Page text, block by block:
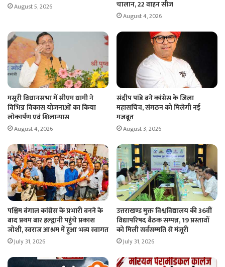
August 5, 2026
चालान, 22 वाहन सीज
August 4, 2026
मसूरी विधानसभा में सीएम धामी ने
विभिन्न विकास योजनाओं का किया
लोकार्पण एवं शिलान्यास
August 4, 2026
संदीप पांडे बने कांग्रेस के जिला
महासचिव, संगठन को मिलेगी नई
मजबूत
August 3, 2026
पश्चिम बंगाल कांग्रेस के प्रभारी बनने के
बाद प्रथम बार हल्द्वानी पहुंचे प्रकाश
जोशी, स्वराज आश्रम में हुआ भव्य स्वागत
July 31, 2026
उत्तराखण्ड मुक्त विश्वविद्यालय की 36वीं
विद्यापरिषद बैठक सम्पन्न, 19 प्रस्तावों
को मिली सर्वसम्मति से मंजूरी
July 31, 2026